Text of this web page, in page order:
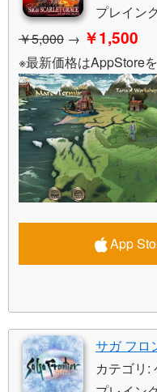
プレイン
￥5,000 → ￥1,500
※最新価格はAppStore
App
サガ フロ
カテゴリ: